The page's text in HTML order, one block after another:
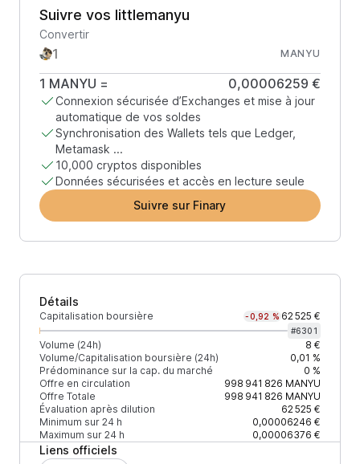
Suivre vos littlemanyu
Convertir
MANYU
1 MANYU = 0,00006259 €
Connexion sécurisée d’Exchanges et mise à jour
automatique de vos soldes
Synchronisation des Wallets tels que Ledger,
Metamask ...
10,000 cryptos disponibles
Données sécurisées et accès en lecture seule
Suivre sur Finary
Détails
Capitalisation boursière -0,92 % 62 525 €
#6301
Volume (24h)
8 €
Volume/Capitalisation boursière (24h)
0,01 %
Prédominance sur la cap. du marché
0 %
Offre en circulation
998 941 826 MANYU
Offre Totale
998 941 826 MANYU
Évaluation après dilution
62 525 €
Minimum sur 24 h
0,00006246 €
Maximum sur 24 h
0,00006376 €
Liens officiels